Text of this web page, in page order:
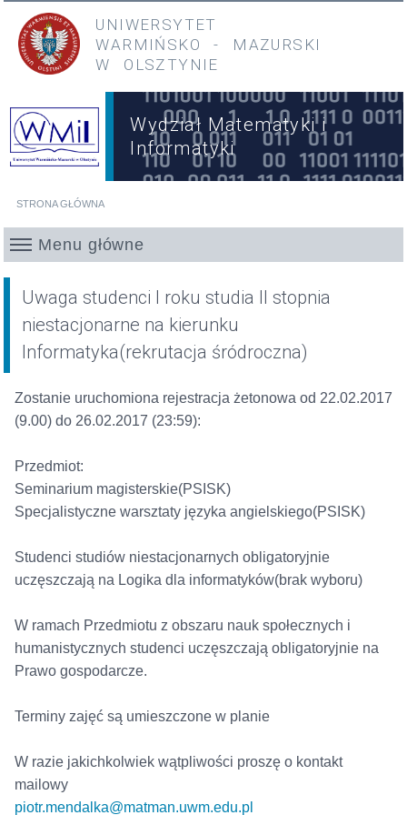
Przejdź do treści
Przejdź do menu głównego
UNIWERSYTET
WARMIŃSKO
- MAZURSKI
W OLSZTYNIE
Wydział Matematyki i
Informatyki
STRONA GŁÓWNA
Menu główne
Uwaga studenci I roku studia II stopnia
niestacjonarne na kierunku
Informatyka(rekrutacja śródroczna)
Zostanie uruchomiona rejestracja żetonowa od 22.02.2017
(9.00) do 26.02.2017 (23:59):
Przedmiot:
Seminarium magisterskie(PSISK)
Specjalistyczne warsztaty języka angielskiego(PSISK)
Studenci studiów niestacjonarnych obligatoryjnie
uczęszczają na Logika dla informatyków(brak wyboru)
W ramach Przedmiotu z obszaru nauk społecznych i
humanistycznych studenci uczęszczają obligatoryjnie na
Prawo gospodarcze.
Terminy zajęć są umieszczone w planie
W razie jakichkolwiek wątpliwości proszę o kontakt
mailowy
piotr.mendalka@matman.uwm.edu.pl